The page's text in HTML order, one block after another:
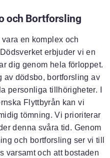
och Bortforsling
en komplex och
erbjuder vi en
dig genom hela förloppet.
av dödsbo, bortforsling av
personliga tillhörigheter. I
Flyttbyrån kan vi
tömning. Vi prioriterar
denna svåra tid. Genom
och bortforsling ser vi till
varsamt och att bostaden